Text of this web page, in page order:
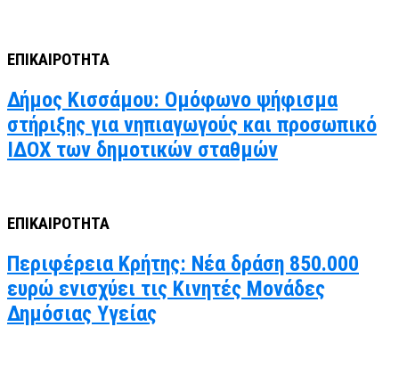
ΕΠΙΚΑΙΡΟΤΗΤΑ
Δήμος Κισσάμου: Ομόφωνο ψήφισμα
στήριξης για νηπιαγωγούς και προσωπικό
ΙΔΟΧ των δημοτικών σταθμών
ΕΠΙΚΑΙΡΟΤΗΤΑ
Περιφέρεια Κρήτης: Νέα δράση 850.000
ευρώ ενισχύει τις Κινητές Μονάδες
Δημόσιας Υγείας